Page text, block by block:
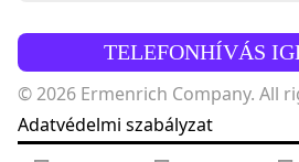
TELEFONHÍVÁS
© 2026 Ermenrich Company. All
Adatvédelmi szabályzat